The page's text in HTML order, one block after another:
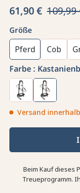
61,90 € 109,99
Größe
Pferd Cob
Farbe :
Versand
Beim Kauf dieses
Treueprogramm.